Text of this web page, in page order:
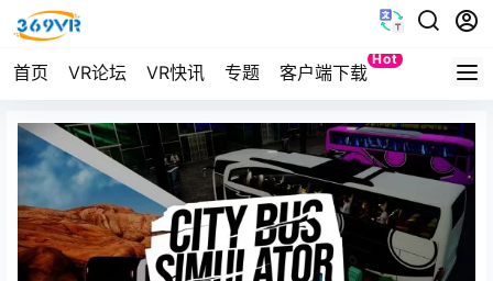
首页 VR论坛 VR快讯 专题 客户端下载
Hot
Quest